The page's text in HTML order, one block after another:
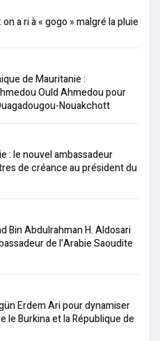
a ri à « gogo » malgré la pluie
de Mauritanie :
Ould Ahmedou pour
Nouakchott
: le nouvel ambassadeur
de créance au président du
Bin Abdulrahman H. Aldosari
de l’Arabie Saoudite
Erdem Ari pour dynamiser
le Burkina et la République de